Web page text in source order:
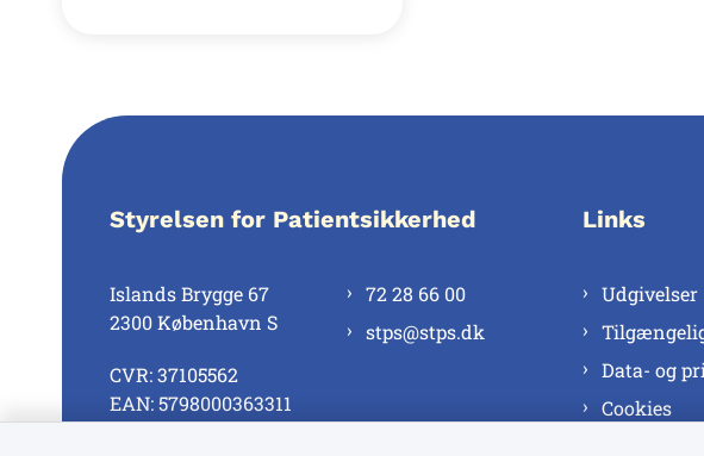
Styrelsen for Patientsikkerhed
Islands Brygge 67
2300 København S
CVR: 37105562
EAN: 5798000363311
72 28 66 00
stps@stps.dk
Links
Udgivelser
Data- og
Cookies